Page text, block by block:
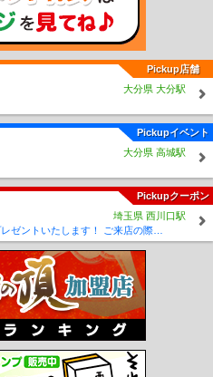
前駅 大曲駅 柳沢駅
高校前駅 ひがし野団地駅 十和田市駅
地駅 北高岩駅 筒井駅
Pickup店舗
大分県 大分駅
Pickupイベント
大分県 高城駅
Pickupクーポン
埼玉県 西川口駅